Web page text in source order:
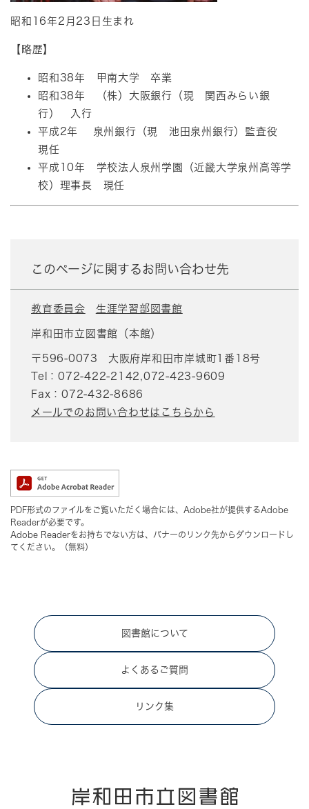
昭和16年2月23日生まれ
【略歴】
昭和38年 甲南大学 卒業
昭和38年 （株）大阪銀行（現 関西みらい銀
行） 入行
平成2年 泉州銀行（現 池田泉州銀行）監査役
現任
平成10年 学校法人泉州学園（近畿大学泉州高等学
校）理事長 現任
このページに関するお問い合わせ先
教育委員会 生涯学習部図書館
岸和田市立図書館（本館）
〒596-0073
大阪府岸和田市岸城町1番18号
Tel：072-422-2142,072-423-9609
Fax：072-432-8686
メールでのお問い合わせはこちらから
PDF形式のファイルをご覧いただく場合には、Adobe社が提供するAdobe
Readerが必要です。
Adobe Readerをお持ちでない方は、バナーのリンク先からダウンロードし
てください。（無料）
図書館について
よくあるご質問
リンク集